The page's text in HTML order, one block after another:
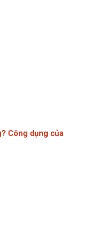
Công dụng của